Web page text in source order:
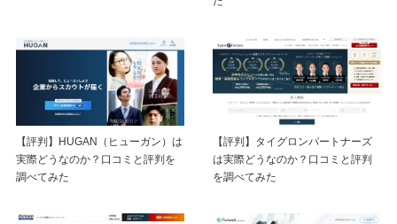
【評判】HUGAN（ヒューガン）は
実際どうなのか？口コミと評判を
調べてみた
【評判】タイグロンパートナーズ
は実際どうなのか？口コミと評判
を調べてみた